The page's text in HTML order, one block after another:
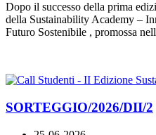
Dopo il successo della prima
della Sustainability Academy –
Futuro Sostenibile , promossa
SORTEGGIO/2026/DII/2